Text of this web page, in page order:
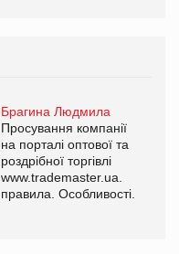
Брагина Людмила
Просування компанії
на порталі оптової та
роздрібної торгівлі
www.trademaster.ua.
правила. Особливості.